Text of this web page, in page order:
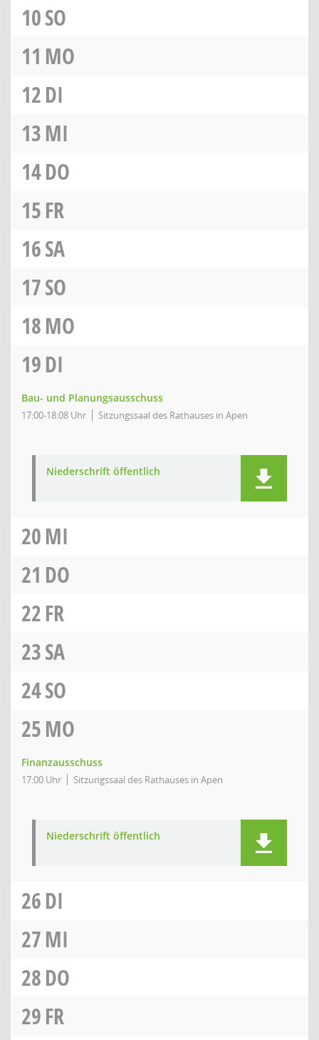
10SO
11 MO
12DI
13MI
14DO
15FR
16SA
17SO
18MO
19DI
Bau- und Planungsausschuss
17:00-18:08 Uhr Sitzungssaal des Rathauses in Apen
Niederschrift öffentlich
20MI
21 DO
22FR
23SA
24SO
25MO
Finanzausschuss
17:00 Uhr Sitzungssaal des Rathauses in Apen
Niederschrift öffentlich
26DI
27MI
28DO
29FR